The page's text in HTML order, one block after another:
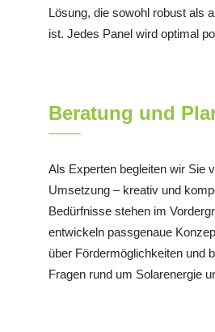
Lösung, die sowohl robust als
ist. Jedes Panel wird optimal
Beratung und
Als Experten begleiten wir Sie
Umsetzung – kreativ und
Bedürfnisse stehen im
entwickeln passgenaue
über Fördermöglichkeiten und
Fragen rund um Solarenergie